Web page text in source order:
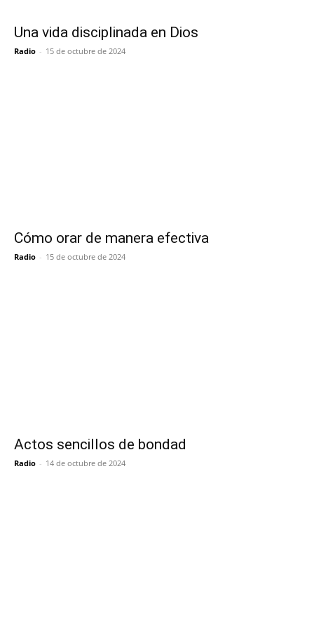
Una vida disciplinada en Dios
Radio - 15 de octubre de 2024
Cómo orar de manera efectiva
Radio - 15 de octubre de 2024
Actos sencillos de bondad
Radio - 14 de octubre de 2024